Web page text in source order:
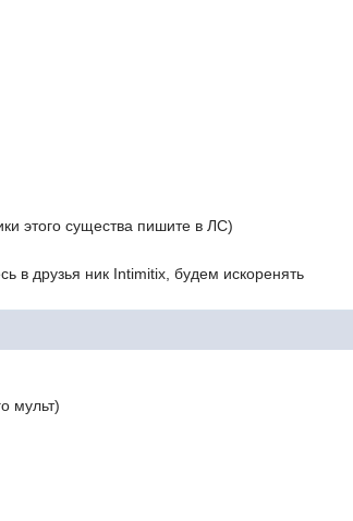
этого существа пишите в ЛС)
в друзья ник Intimitix, будем искоренять
мульт)